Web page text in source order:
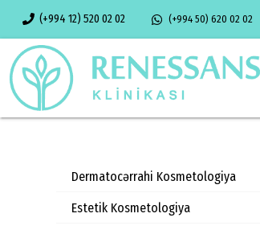
(+994 12) 520 02 02 (+994 50) 620 02 02
Dermatocərrahi Kosmetologiya
Estetik Kosmetologiya